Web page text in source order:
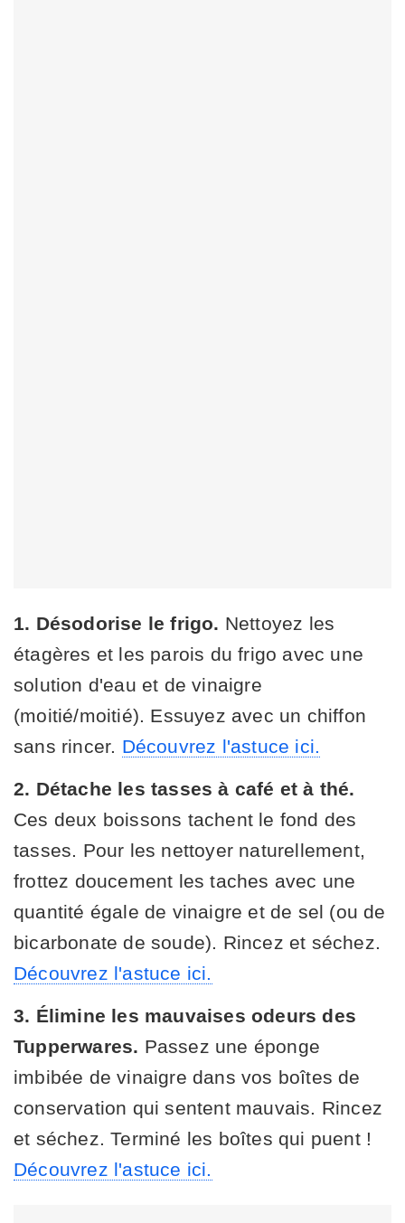
1. Désodorise le frigo. Nettoyez les
étagères et les parois du frigo avec une
solution d'eau et de vinaigre
(moitié/moitié). Essuyez avec un chiffon
sans rincer. Découvrez l'astuce ici.
2. Détache les tasses à café et à thé.
Ces deux boissons tachent le fond des
tasses. Pour les nettoyer naturellement,
frottez doucement les taches avec une
quantité égale de vinaigre et de sel (ou de
bicarbonate de soude). Rincez et séchez.
Découvrez l'astuce ici.
3. Élimine les mauvaises odeurs des
Tupperwares. Passez une éponge
imbibée de vinaigre dans vos boîtes de
conservation qui sentent mauvais. Rincez
et séchez. Terminé les boîtes qui puent !
Découvrez l'astuce ici.